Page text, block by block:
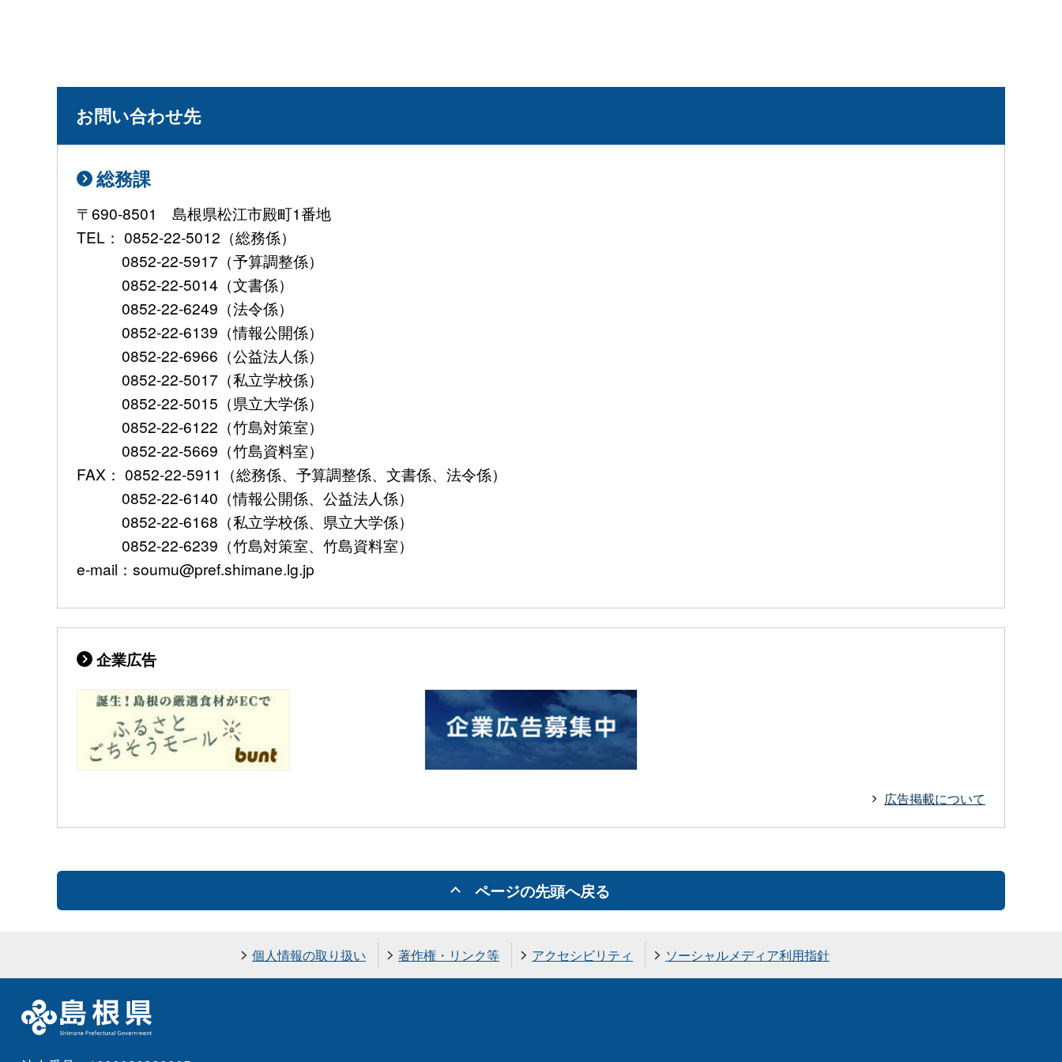
お問い合わせ先
総務課
〒690-8501 島根県松江市殿町1番地
TEL： 0852-22-5012（総務係）
0852-22-5917（予算調整係）
0852-22-5014（文書係）
0852-22-6249（法令係）
0852-22-6139（情報公開係）
0852-22-6966（公益法人係）
0852-22-5017（私立学校係）
0852-22-5015（県立大学係）
0852-22-6122（竹島対策室）
0852-22-5669（竹島資料室）
FAX： 0852-22-5911（総務係、予算調整係、文書係、法令係）
0852-22-6140（情報公開係、公益法人係）
0852-22-6168（私立学校係、県立大学係）
0852-22-6239（竹島対策室、竹島資料室）
e-mail：soumu@pref.shimane.lg.jp
企業広告
広告掲載について
ページの先頭へ戻る
個人情報の取り扱い 著作権・リンク等 アクセシビリティ ソーシャルメディア利用指針